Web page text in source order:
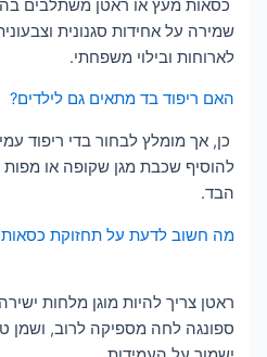
כסאות מעץ או ראטן משתלבים
שמירה על אחידות סגנונית
לארוחות ובילוי משפחתי.
האם ריפוד בד מתאים גם לילדים?
כן, אך מומלץ לבחור בדי ריפוד
להוסיף שכבת מגן שקופה או מפות
הבד.
מה חשוב לדעת על תחזוקת כסאות
ראטן צריך להיות מוגן מלחות
ספונגה לחה מספיקה לרוב, ושמן